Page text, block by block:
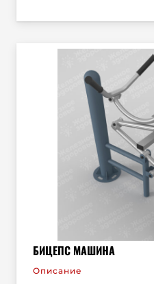
БИЦЕПС МАШИНА
Описание